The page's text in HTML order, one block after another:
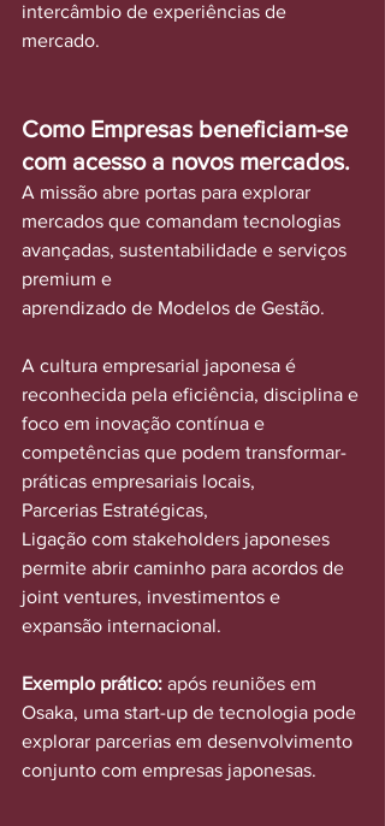
intercâmbio de experiências de
mercado.
Como Empresas beneficiam-se
com acesso a novos mercados.
A missão abre portas para explorar
mercados que comandam tecnologias
avançadas, sustentabilidade e serviços
premium e
aprendizado de Modelos de Gestão.
A cultura empresarial japonesa é
reconhecida pela eficiência, disciplina e
foco em inovação contínua e
competências que podem transformar-
práticas empresariais locais,
Parcerias Estratégicas,
Ligação com stakeholders japoneses
permite abrir caminho para acordos de
joint ventures, investimentos e
expansão internacional.
Exemplo prático: após reuniões em
Osaka, uma start-up de tecnologia pode
explorar parcerias em desenvolvimento
conjunto com empresas japonesas.